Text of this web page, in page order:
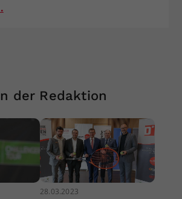
der Redaktion
28.03.2023